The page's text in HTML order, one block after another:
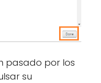
pasado por los
su